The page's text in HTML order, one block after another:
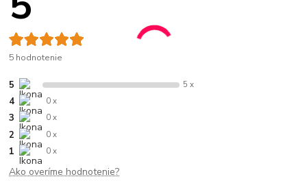
5 hodnotenie
5 5 x
4 0 x
3 0 x
2 0 x
1 0 x
Ako overíme hodnotenie?